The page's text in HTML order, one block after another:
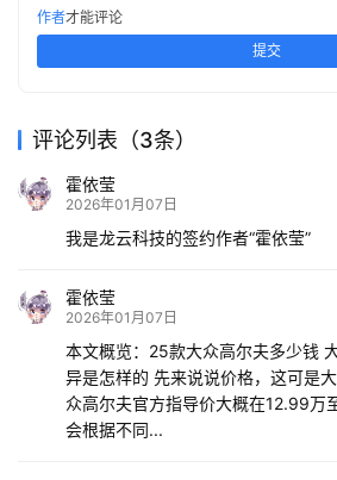
作者才能评论
提交
评论列表（3条）
霍依莹
2026年01月07日
我是龙云科技的签约作者“霍依莹”
霍依莹
2026年01月07日
本文概览：25款大众高尔夫多少钱
异是怎样的 先来说说价格，这可是
众高尔夫官方指导价大概在12.99万
会根据不同...